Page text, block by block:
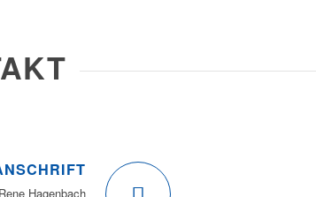
Rene Hagenbach